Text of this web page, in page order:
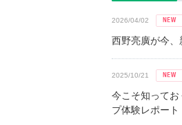
2026/04/02
西野亮廣が今
2025/10/21
今こそ知って
プ体験レポート